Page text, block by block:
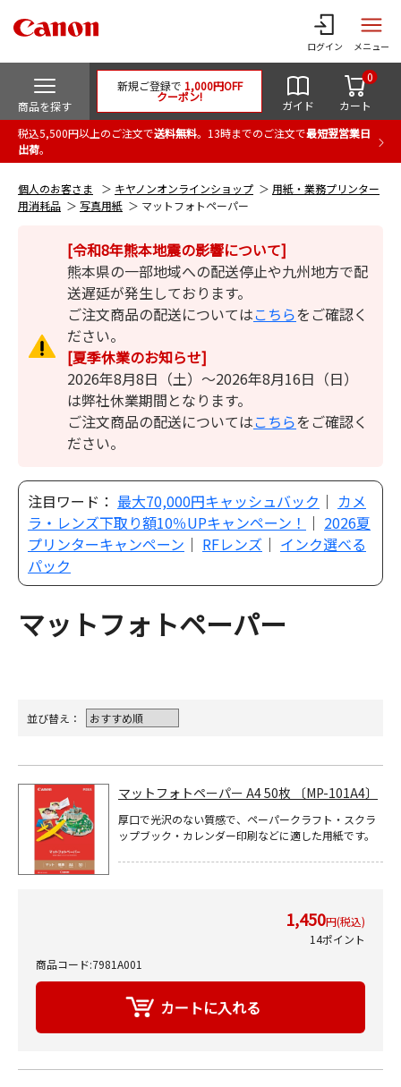
ログイン メニュー
商品を探す
新規ご登録で 1,000円OFF
クーポン!
ガイド カート
0
税込5,500円以上のご注文で送料無料。13時までのご注文で最短翌営業日
出荷。
個人のお客さま キヤノンオンラインショップ
用紙・業務プリンター
用消耗品
写真用紙 マットフォトペーパー
[令和8年熊本地震の影響について]
熊本県の一部地域への配送停止や九州地方で配
送遅延が発生しております。
ご注文商品の配送についてはこちらをご確認く
ださい。
[夏季休業のお知らせ]
2026年8月8日（土）～2026年8月16日（日）
は弊社休業期間となります。
ご注文商品の配送についてはこちらをご確認く
ださい。
注目ワード： 最大70,000円キャッシュバック ｜ カメ
ラ・レンズ下取り額10％UPキャンペーン！
｜ 2026夏
プリンターキャンペーン ｜ RFレンズ ｜ インク選べる
パック
マットフォトペーパー
並び替え：
マットフォトペーパー A4 50枚 〔MP-101A4〕
厚口で光沢のない質感で、ペーパークラフト・スクラ
ップブック・カレンダー印刷などに適した用紙です。
1,450円(税込)
14ポイント
商品コード:7981A001